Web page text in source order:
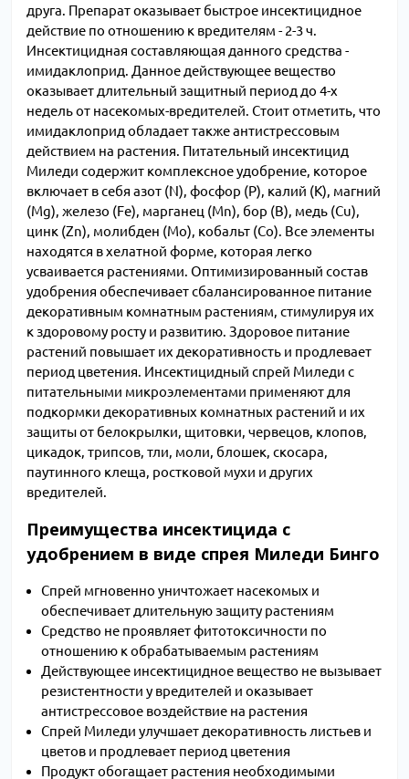
друга. Препарат оказывает быстрое инсектицидное
действие по отношению к вредителям - 2-3 ч.
Инсектицидная составляющая данного средства -
имидаклоприд. Данное действующее вещество
оказывает длительный защитный период до 4-х
недель от насекомых-вредителей. Стоит отметить, что
имидаклоприд обладает также антистрессовым
действием на растения. Питательный инсектицид
Миледи содержит комплексное удобрение, которое
включает в себя азот (N), фосфор (P), калий (K), магний
(Mg), железо (Fe), марганец (Mn), бор (B), медь (Cu),
цинк (Zn), молибден (Mo), кобальт (Co). Все элементы
находятся в хелатной форме, которая легко
усваивается растениями. Оптимизированный состав
удобрения обеспечивает сбалансированное питание
декоративным комнатным растениям, стимулируя их
к здоровому росту и развитию. Здоровое питание
растений повышает их декоративность и продлевает
период цветения. Инсектицидный спрей Миледи с
питательными микроэлементами применяют для
подкормки декоративных комнатных растений и их
защиты от белокрылки, щитовки, червецов, клопов,
цикадок, трипсов, тли, моли, блошек, скосара,
паутинного клеща, ростковой мухи и других
вредителей.
Преимущества инсектицида с
удобрением в виде спрея Миледи Бинго
Спрей мгновенно уничтожает насекомых и
обеспечивает длительную защиту растениям
Средство не проявляет фитотоксичности по
отношению к обрабатываемым растениям
Действующее инсектицидное вещество не вызывает
резистентности у вредителей и оказывает
антистрессовое воздействие на растения
Спрей Миледи улучшает декоративность листьев и
цветов и продлевает период цветения
Продукт обогащает растения необходимыми